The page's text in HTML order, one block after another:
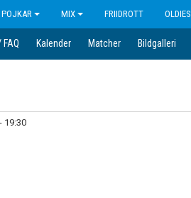
POJKAR MIX FRIIDROTT OLDIES
FAQ Kalender Matcher Bildgalleri
19:30